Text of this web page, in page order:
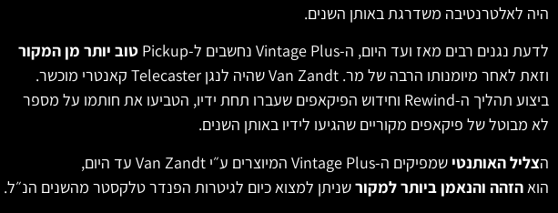
היה לאלטרנטיבה משדרגת באותן השנים.
לדעת נגנים רבים מאז ועד היום, ה-Vintage Plus נחשבים ל-Pickup
טוב יותר מן המקור
וזאת לאחר מיומנותו הרבה של מר. Van Zandt שהיה לנגן Telecaster קאנטרי מוכשר.
ביצוע תהליך ה-Rewind וחידוש הפיקאפים שעברו תחת ידיו,
הטביעו את חותמו על מספר
לא מבוטל של פיקאפים מקוריים שהגיעו לידיו באותן השנים.
הצליל האותנטי שמפיקים ה-Vintage Plus המיוצרים ע״י Van Zandt עד היום,
הואהזהה והנאמן ביותר למקורשניתן למצוא כיום לגיטרות הפנדר טלקסטר מהשנים הנ״ל.